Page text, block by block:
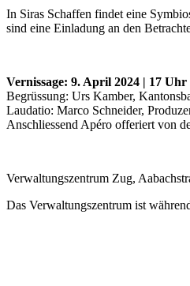
In Siras Schaffen findet eine
sind eine Einladung an den
Vernissage: 9. April 2024 | 17 Uhr
Begrüssung: Urs Kamber,
Laudatio: Marco Schneider,
Anschliessend Apéro offeriert von
Verwaltungszentrum Zug,
Das Verwaltungszentrum ist